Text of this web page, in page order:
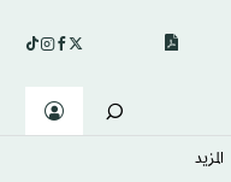
المزيد